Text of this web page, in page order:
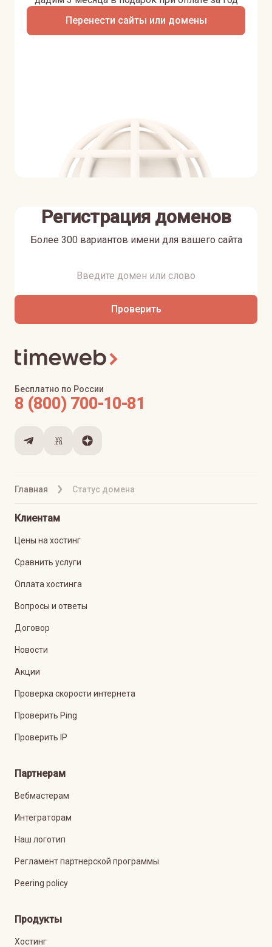
Перенести сайты или домены
Регистрация доменов
Более 300 вариантов имени для вашего сайта
Проверить
Главная Статус домена
Бесплатно по России
8 (800) 700-10-81
Клиентам
Цены на хостинг
Сравнить услуги
Оплата хостинга
Вопросы и ответы
Договор
Новости
Акции
Проверка скорости интернета
Проверить Ping
Проверить IP
Партнерам
Вебмастерам
Интеграторам
Наш логотип
Регламент партнерской программы
Peering policy
Продукты
Хостинг